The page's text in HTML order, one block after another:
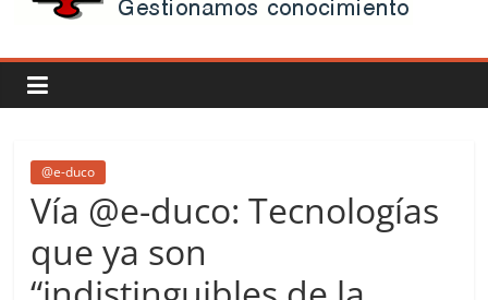
duco:
Gestión
del
Conocimiento
Learn
@e-duco
Vía @e-duco: Tecnologías
que ya son